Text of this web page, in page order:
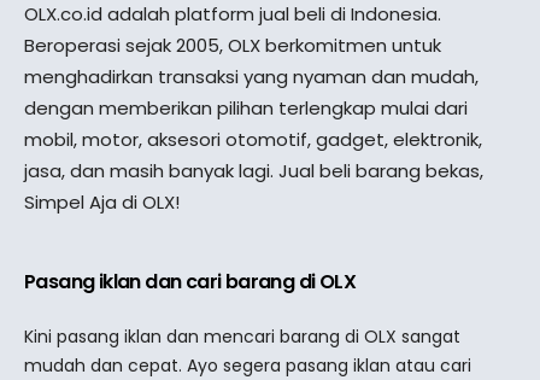
OLX.co.id adalah platform jual beli di Indonesia.
Beroperasi sejak 2005, OLX berkomitmen untuk
menghadirkan transaksi yang nyaman dan mudah,
dengan memberikan pilihan terlengkap mulai dari
mobil, motor, aksesori otomotif, gadget, elektronik,
jasa, dan masih banyak lagi. Jual beli barang bekas,
Simpel Aja di OLX!
Pasang iklan dan cari barang di OLX
Kini pasang iklan dan mencari barang di OLX sangat
mudah dan cepat. Ayo segera pasang iklan atau cari